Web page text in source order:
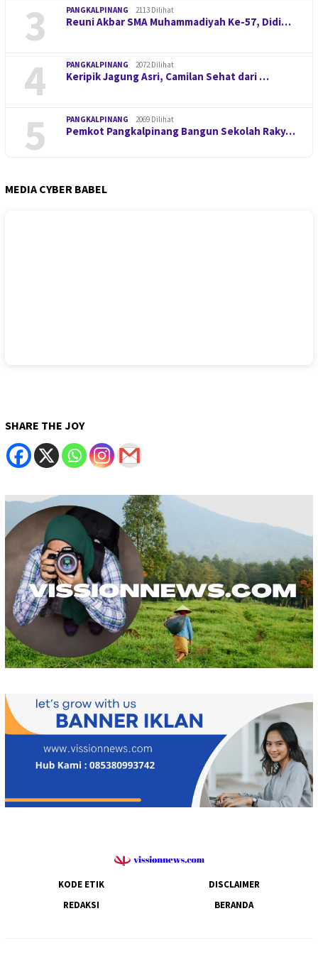
3 PANGKALPINANG 2113 Dilihat
Reuni Akbar SMA Muhammadiyah Ke-57, Didi…
4 PANGKALPINANG 2072 Dilihat
Keripik Jagung Asri, Camilan Sehat dari …
5 PANGKALPINANG 2069 Dilihat
Pemkot Pangkalpinang Bangun Sekolah Raky…
MEDIA CYBER BABEL
SHARE THE JOY
KODE ETIK
DISCLAIMER
REDAKSI
BERANDA